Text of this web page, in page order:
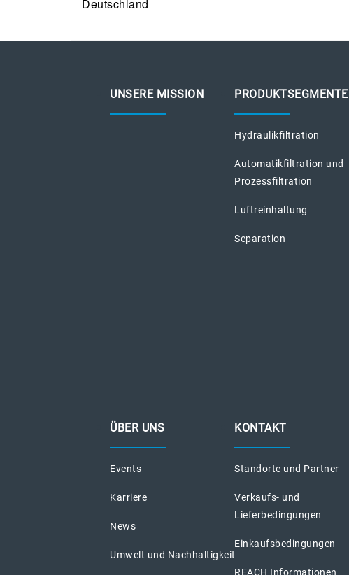
Deutschland
UNSERE MISSION PRODUKTSEGMENTE
Hydraulikfiltration
Automatikfiltration und
Prozessfiltration
Luftreinhaltung
Separation
ÜBER UNS
Events
Karriere
News
Umwelt und Nachhaltigkeit
KONTAKT
Standorte und Partner
Verkaufs- und
Lieferbedingungen
Einkaufsbedingungen
REACH Informationen